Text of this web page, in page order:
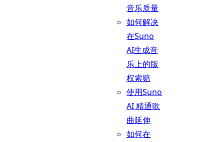
音乐质量
如何解决
在Suno
AI生成音
乐上的版
权索赔
使用Suno
AI 精通歌
曲延伸
如何在